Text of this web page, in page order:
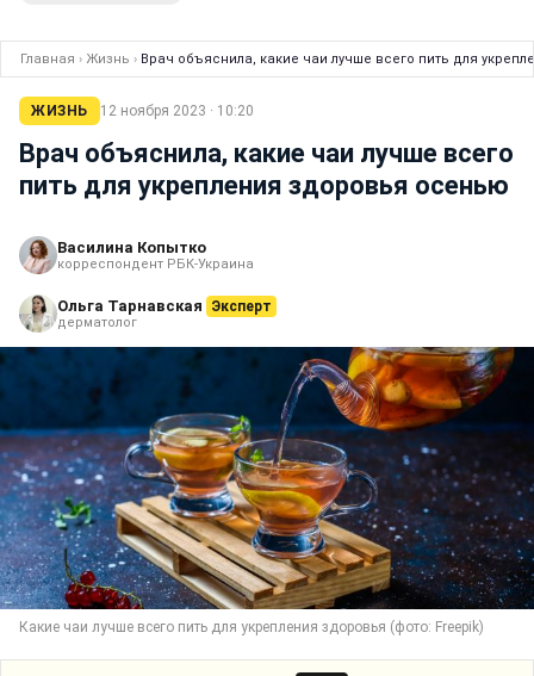
Главная › Жизнь › Врач объяснила, какие чаи лучше всего пить для
ЖИЗНЬ 12 ноября 2023 · 10:20
Врач объяснила, какие чаи лучше всего
пить для укрепления здоровья осенью
Василина Копытко
корреспондент РБК-Украина
Ольга Тарнавская Эксперт
дерматолог
Какие чаи лучше всего пить для укрепления здоровья (фото: Freepik)